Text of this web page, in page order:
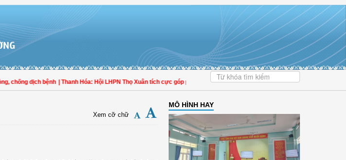
chống dịch bệnh | Thanh Hóa: Hội LHPN Thọ Xuân tích cực góp phần nâng cao tỷ lệ người dân tham gia bảo hiểm y tế
Xem cỡ chữ
MÔ HÌNH HAY